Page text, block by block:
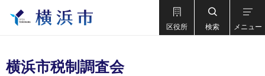
区役所 検索 メニュー
横浜市税制調査会